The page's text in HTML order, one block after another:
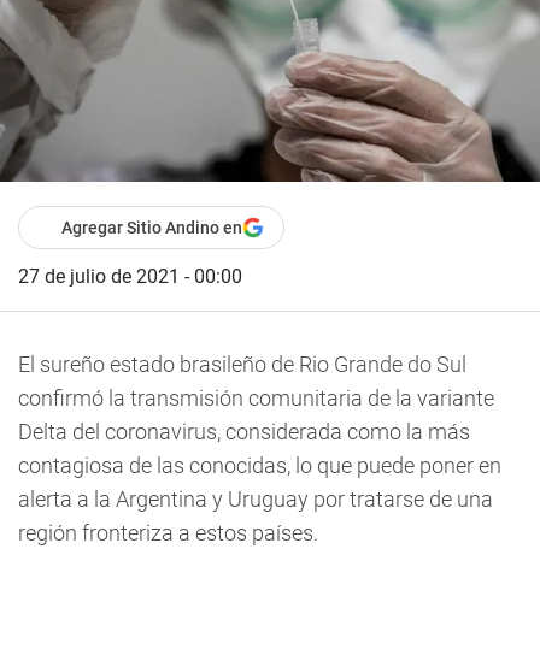
Agregar Sitio Andino en
27 de julio de 2021 - 00:00
El sureño estado brasileño de Rio Grande do Sul
confirmó la transmisión comunitaria de la variante
Delta del coronavirus, considerada como la más
contagiosa de las conocidas, lo que puede poner en
alerta a la Argentina y Uruguay por tratarse de una
región fronteriza a estos países.